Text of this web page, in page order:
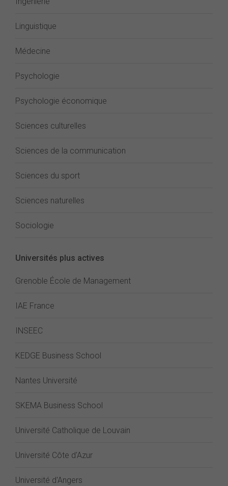
Linguistique
Médecine
Psychologie
Psychologie économique
Sciences culturelles
Sciences de la communication
Sciences du sport
Sciences naturelles
Sociologie
Universités plus actives
Grenoble École de Management
IAE France
INSEEC
KEDGE Business School
Nantes Université
SKEMA Business School
Université Catholique de Louvain
Université Côte d'Azur
Université d'Angers